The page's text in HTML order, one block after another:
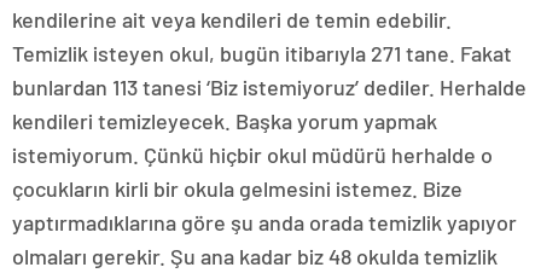
kendilerine ait veya kendileri de temin edebilir.
Temizlik isteyen okul, bugün itibarıyla 271 tane. Fakat
bunlardan 113 tanesi ‘Biz istemiyoruz’ dediler. Herhalde
kendileri temizleyecek. Başka yorum yapmak
istemiyorum. Çünkü hiçbir okul müdürü herhalde o
çocukların kirli bir okula gelmesini istemez. Bize
yaptırmadıklarına göre şu anda orada temizlik yapıyor
olmaları gerekir. Şu ana kadar biz 48 okulda temizlik